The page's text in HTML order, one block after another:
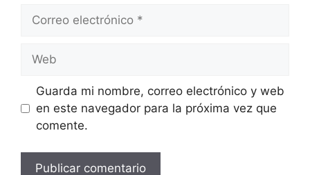
Correo
Web
Guarda mi nombre, correo electrónico y web
en este navegador para la próxima vez que
comente.